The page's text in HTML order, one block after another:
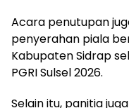
Acara penutupan
penyerahan piala
Kabupaten Sidrap
PGRI Sulsel 2026.
Selain itu, panitia